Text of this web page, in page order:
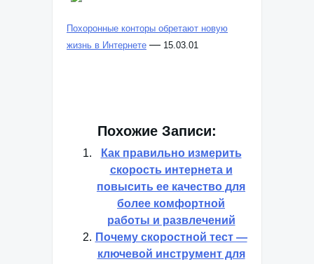
Похоронные конторы обретают новую
жизнь в Интернете — 15.03.01
Похожие Записи:
Как правильно измерить
скорость интернета и
повысить ее качество для
более комфортной
работы и развлечений
Почему скоростной тест —
ключевой инструмент для